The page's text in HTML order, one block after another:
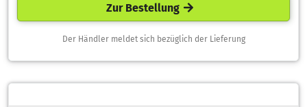
Zur Bestellung
Der Händler meldet sich bezüglich der Lieferung